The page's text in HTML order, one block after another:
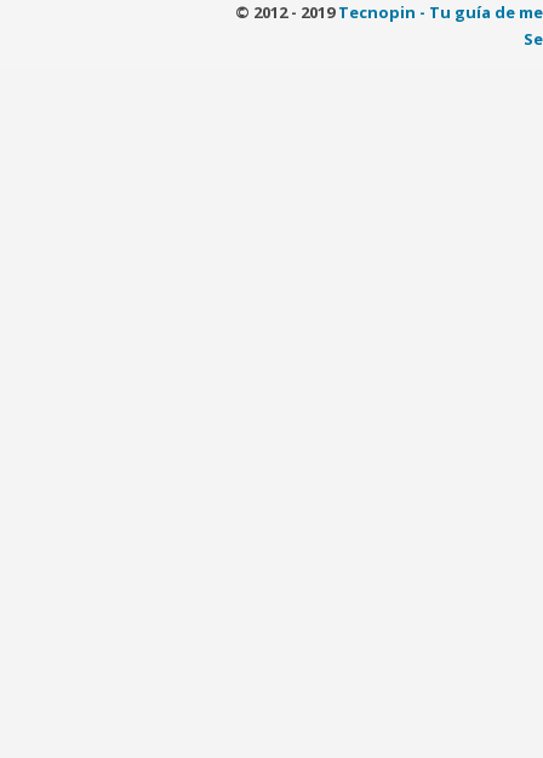
© 2012 - 2019Tecnopin - Tu guía de